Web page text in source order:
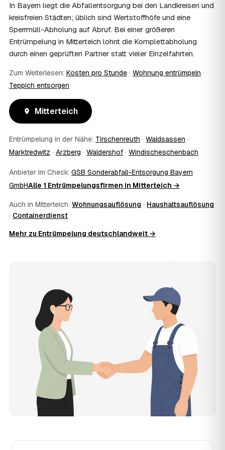
Zentrum vermittelt die Entrümpler, entscheidet aber nicht
über die Kostenübernahme.
08 Bekomme ich einen Entsorgungsnachweis?
Ja. Die Partner entsorgen über zugelassene Höfe und
stellen auf Wunsch einen Entsorgungsnachweis aus —
oder die eigene Dokumentation.
09 Muss ich bei der Entrümpelung anwesend sein?
Nicht zwingend. Viele Kunden in Mitterteich sind nur zur
Übergabe und zum Abschluss vor Ort; den genauen
Ablauf — etwa die Schlüsselübergabe — stimmen Sie
10 Was ist im Festpreis enthalten?
Der Festpreis deckt in der Regel das komplette
fachgerechte Entsorgung ab — auf Wunsch inklusive
besenreiner Übergabe. Es gibt keine versteckten
Wertgegenstände senken den Endpreis zusätzlich.
11
Was kostet die Anfrage über AWL Zentrum?
Die Anfrage ist kostenlos und unverbindlich. AWL
Wohnung in Mitterteich?
Für eine durchschnittliche Wohnung mit rund 65 m² liegen
die Kosten in Mitterteich bei etwa 1.840 €, das entspricht
im Schnitt rund 30,4 € je Quadratmeter. Zugänglichkeit
(Etage, Aufzug), Menge und Sperrmüllanteil verschieben
den Preis nach oben oder unten — den genauen
Festpreis nennt Ihnen der Entrümpler nach kurzer
Beschreibung.
Werden Entrümpelungen in Mitterteich in
Zukunft teurer?
Seit 2022 verlief die Preisentwicklung in Mitterteich stabil
(±1 %), mit dem bisherigen Höchststand im Jahr 2023.
In Bayern liegt die Abfallentsorgung bei den Landkreisen und
kreisfreien Städten; üblich sind Wertstoffhöfe und eine
Sperrmüll-Abholung auf Abruf. Bei einer größeren
Entrümpelung in Mitterteich lohnt die Komplettabholung
durch einen geprüften Partner statt vieler Einzelfahrten.
Zum Weiterlesen: Kosten pro Stunde · Wohnung entrümpeln ·
Teppich entsorgen
Mitterteich
Entrümpelung in der Nähe: Tirschenreuth · Waldsassen ·
Marktredwitz · Arzberg · Waldershof · Windischeschenbach
Anbieter im Check: GSB Sonderabfall-Entsorgung Bayern
GmbHAlle 1 Entrümpelungsfirmen in Mitterteich →
Auch in Mitterteich: Wohnungsauflösung · Haushaltsauflösung
· Containerdienst
Mehr zu Entrümpelung deutschlandweit →